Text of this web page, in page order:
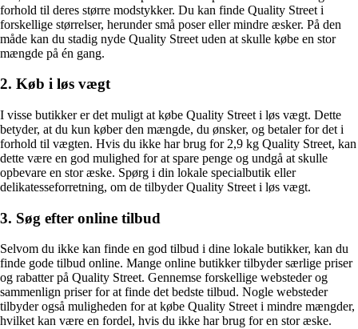
forhold til deres større modstykker. Du kan finde Quality Street i
forskellige størrelser, herunder små poser eller mindre æsker. På den
måde kan du stadig nyde Quality Street uden at skulle købe en stor
mængde på én gang.
2. Køb i løs vægt
I visse butikker er det muligt at købe Quality Street i løs vægt. Dette
betyder, at du kun køber den mængde, du ønsker, og betaler for det i
forhold til vægten. Hvis du ikke har brug for 2,9 kg Quality Street, kan
dette være en god mulighed for at spare penge og undgå at skulle
opbevare en stor æske. Spørg i din lokale specialbutik eller
delikatesseforretning, om de tilbyder Quality Street i løs vægt.
3. Søg efter online tilbud
Selvom du ikke kan finde en god tilbud i dine lokale butikker, kan du
finde gode tilbud online. Mange online butikker tilbyder særlige priser
og rabatter på Quality Street. Gennemse forskellige websteder og
sammenlign priser for at finde det bedste tilbud. Nogle websteder
tilbyder også muligheden for at købe Quality Street i mindre mængder,
hvilket kan være en fordel, hvis du ikke har brug for en stor æske.